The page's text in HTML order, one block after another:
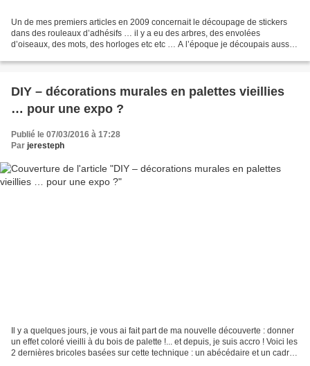
Un de mes premiers articles en 2009 concernait le découpage de stickers
dans des rouleaux d’adhésifs … il y a eu des arbres, des envolées
d’oiseaux, des mots, des horloges etc etc … A l’époque je découpais aussi
DIY – décorations murales en palettes vieillies
… pour une expo ?
Publié le 07/03/2016 à 17:28
Par jeresteph
Il y a quelques jours, je vous ai fait part de ma nouvelle découverte : donner
un effet coloré vieilli à du bois de palette !... et depuis, je suis accro ! Voici les
2 dernières bricoles basées sur cette technique : un abécédaire et un cadre